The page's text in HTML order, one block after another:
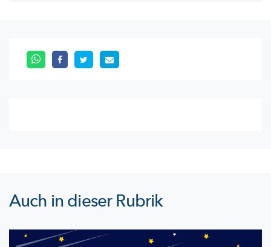
Auch in dieser Rubrik